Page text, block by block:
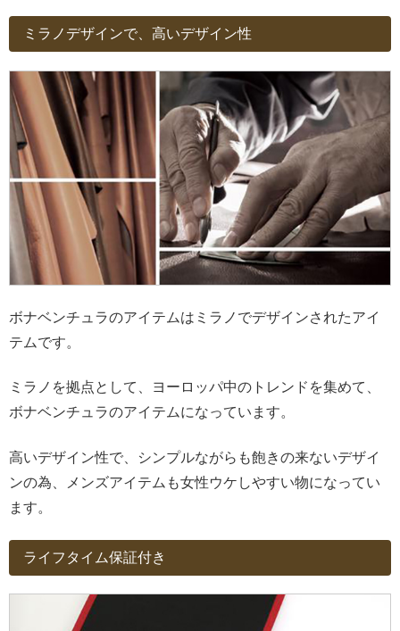
ミラノデザインで、高いデザイン性
ボナベンチュラのアイテムはミラノでデザインされたアイ
テムです。
ミラノを拠点として、ヨーロッパ中のトレンドを集めて、
ボナベンチュラのアイテムになっています。
高いデザイン性で、シンプルながらも飽きの来ないデザイ
ンの為、メンズアイテムも女性ウケしやすい物になってい
ます。
ライフタイム保証付き